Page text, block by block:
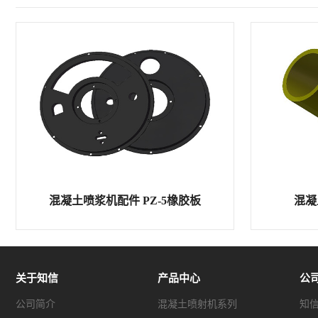
混凝土喷浆机配件 PZ-5橡胶板 混
关于知信
公司简介
产品中心
混凝土喷射机系列
公
知